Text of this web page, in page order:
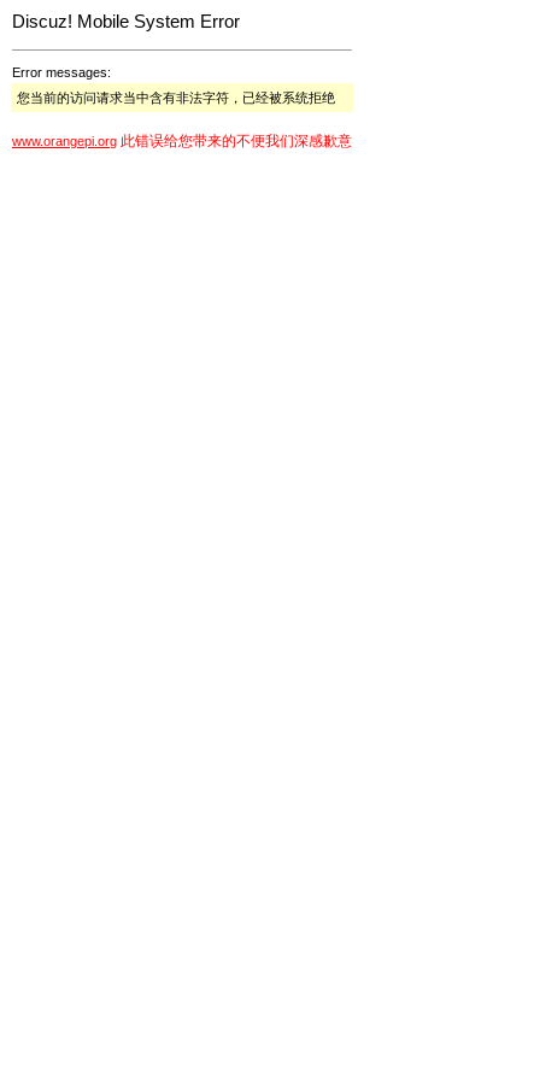
Discuz! Mobile System Error
Error messages:
您当前的访问请求当中含有非法字符，已经被系统拒绝
www.orangepi.org 此错误给您带来的不便我们深感歉意